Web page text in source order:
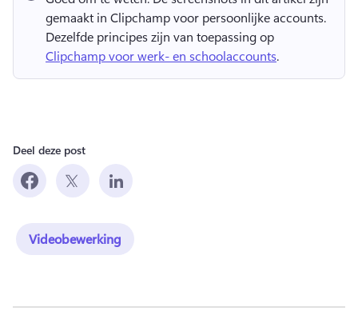
Clipchamp voor werk- en schoolaccounts.
Deel deze post
Videobewerking